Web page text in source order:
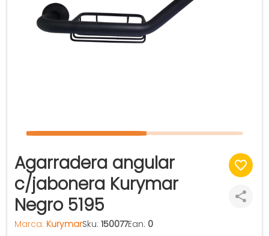
Agarradera angular
c/jabonera Kurymar
Negro 5195
Marca: KurymarSku: 150077Ean: 0